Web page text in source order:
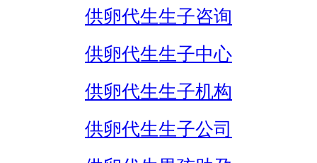
供卵代生生子咨询
供卵代生生子中心
供卵代生生子机构
供卵代生生子公司